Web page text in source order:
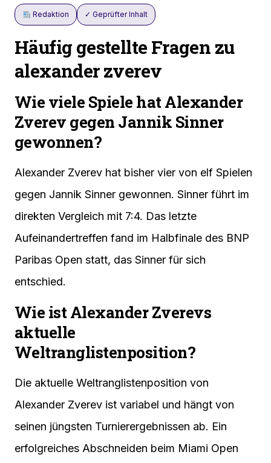
Redaktion ✓ Geprüfter Inhalt
Häufig gestellte Fragen zu
alexander zverev
Wie viele Spiele hat Alexander
Zverev gegen Jannik Sinner
gewonnen?
Alexander Zverev hat bisher vier von elf Spielen
gegen Jannik Sinner gewonnen. Sinner führt im
direkten Vergleich mit 7:4. Das letzte
Aufeinandertreffen fand im Halbfinale des BNP
Paribas Open statt, das Sinner für sich
entschied.
Wie ist Alexander Zverevs
aktuelle
Weltranglistenposition?
Die aktuelle Weltranglistenposition von
Alexander Zverev ist variabel und hängt von
seinen jüngsten Turnierergebnissen ab. Ein
erfolgreiches Abschneiden beim Miami Open